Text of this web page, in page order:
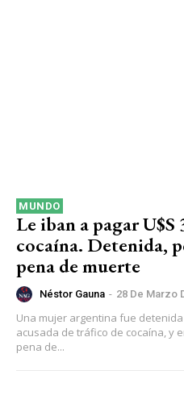
MUNDO
Le iban a pagar
cocaína. Detenida,
pena de muerte
Néstor Gauna - 28 De Marzo
Una mujer argentina fue
acusada de tráfico de cocaína, y
pena de...